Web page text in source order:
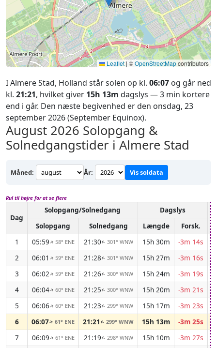
Leaflet | ©OpenStreetMapcontributors
I Almere Stad, Holland står solen op kl. 06:07 og går ned
kl. 21:21, hvilket giver 15h 13m dagslys — 3 min kortere
end i går. Den næste begivenhed er den onsdag, 23
september 2026 (September Equinox).
August 2026 Solopgang &
Solnedgangstider i Almere Stad
Måned: År: Vis soldata
Rul til højre for at se flere
Dag
Solopgang/Solnedgang Dagslys
Solopgang
Solnedgang Længde
Forsk.
1
05:59↑ 58° ENE 21:30↑ 301° WNW 15h 30m
-3m 14s
2
06:01↑ 59° ENE 21:28↑ 301° WNW 15h 27m
-3m 16s
3
06:02↑ 59° ENE 21:26↑ 300° WNW 15h 24m
-3m 19s
4
06:04↑ 60° ENE 21:25↑ 300° WNW 15h 20m
-3m 21s
5
06:06↑ 60° ENE 21:23↑ 299° WNW 15h 17m
-3m 23s
6
06:07↑61° ENE 21:21 ↑299° WNW 15h 13m
-3m 25s
7
06:09↑ 61° ENE 21:19↑ 298° WNW 15h 10m
-3m 27s